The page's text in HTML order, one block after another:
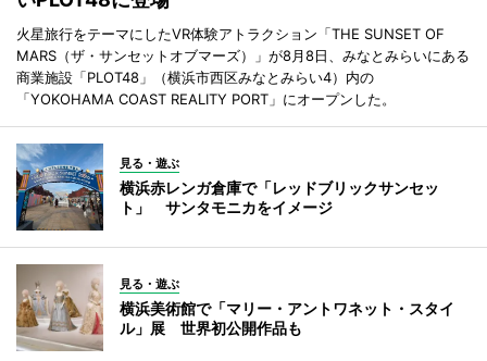
火星旅行をテーマにしたVR体験アトラクション「THE SUNSET OF
MARS（ザ・サンセットオブマーズ）」が8月8日、みなとみらいにある
商業施設「PLOT48」（横浜市西区みなとみらい4）内の
「YOKOHAMA COAST REALITY PORT」にオープンした。
見る・遊ぶ
横浜赤レンガ倉庫で「レッドブリックサンセッ
ト」 サンタモニカをイメージ
見る・遊ぶ
横浜美術館で「マリー・アントワネット・スタイ
ル」展 世界初公開作品も